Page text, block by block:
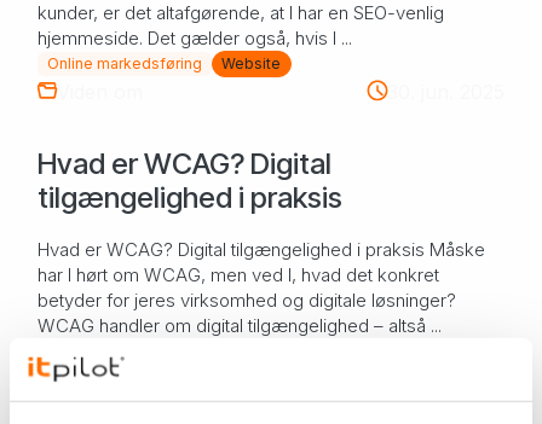
kunder, er det altafgørende, at I har en SEO-venlig
hjemmeside. Det gælder også, hvis I ...
Online markedsføring Website
Viden om 30. jun. 2025
Hvad er WCAG? Digital
tilgængelighed i praksis
Hvad er WCAG? Digital tilgængelighed i praksis Måske
har I hørt om WCAG, men ved I, hvad det konkret
betyder for jeres virksomhed og digitale løsninger?
WCAG handler om digital tilgængelighed – altså ...
Prestashop
WooCommerce
WordPress